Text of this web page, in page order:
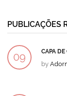
PUBLICAÇÕES
09 CAPA DE
by